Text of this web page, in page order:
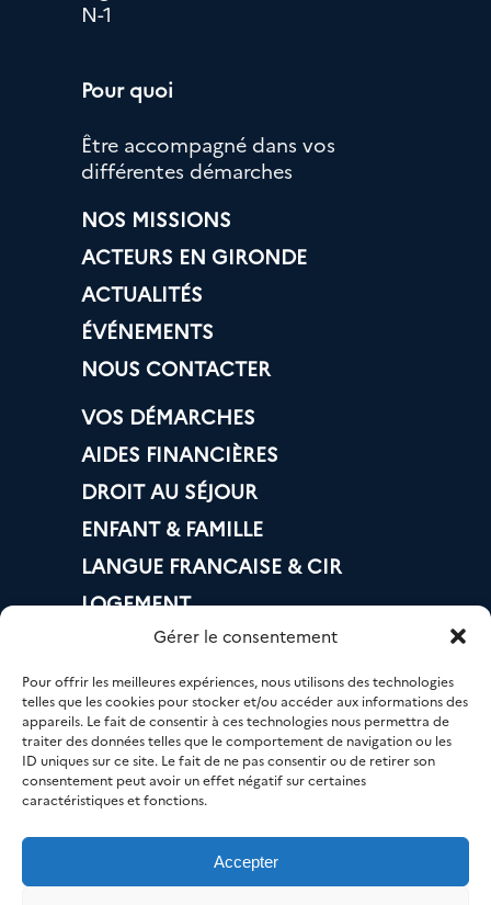
Gérer le consentement
Pour offrir les meilleures expériences, nous utilisons des technologies
telles que les cookies pour stocker et/ou accéder aux informations des
appareils. Le fait de consentir à ces technologies nous permettra de
traiter des données telles que le comportement de navigation ou les
ID uniques sur ce site. Le fait de ne pas consentir ou de retirer son
consentement peut avoir un effet négatif sur certaines
caractéristiques et fonctions.
Accepter
N-1
Pour quoi
Être accompagné dans vos
différentes démarches
NOS MISSIONS
ACTEURS EN GIRONDE
ACTUALITÉS
ÉVÉNEMENTS
NOUS CONTACTER
VOS DÉMARCHES
AIDES FINANCIÈRES
DROIT AU SÉJOUR
ENFANT & FAMILLE
LANGUE FRANCAISE & CIR
LOGEMENT
BANQUE & IMPÔTS
MOBILITÉ
EMPLOI
NUMÉRIQUE
SANTÉ